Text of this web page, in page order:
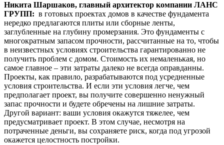
Никита Шаршаков, главный архитектор компании ЛАНС
ГРУПП: в готовых проектах домов в качестве фундамента
нередко предлагаются плиты или сборные ленты,
заглубленные на глубину промерзания. Это фундаменты с
многократным запасом прочности, рассчитанные на то, чтобы
в неизвестных условиях строительства гарантированно не
получить проблем с домом. Стоимость их немаленькая, но
самое главное – эти затраты далеко не всегда оправданны.
Проекты, как правило, разрабатываются под усредненные
условия строительства. И если эти условия легче, чем
предполагает проект, вы получите совершенно ненужный
запас прочности и будете обречены на лишние затраты.
Другой вариант: ваши условия окажутся тяжелее, чем
предусматривает проект. В этом случае, несмотря на
потраченные деньги, вы сохраняете риск, когда под угрозой
окажется целостность постройки.